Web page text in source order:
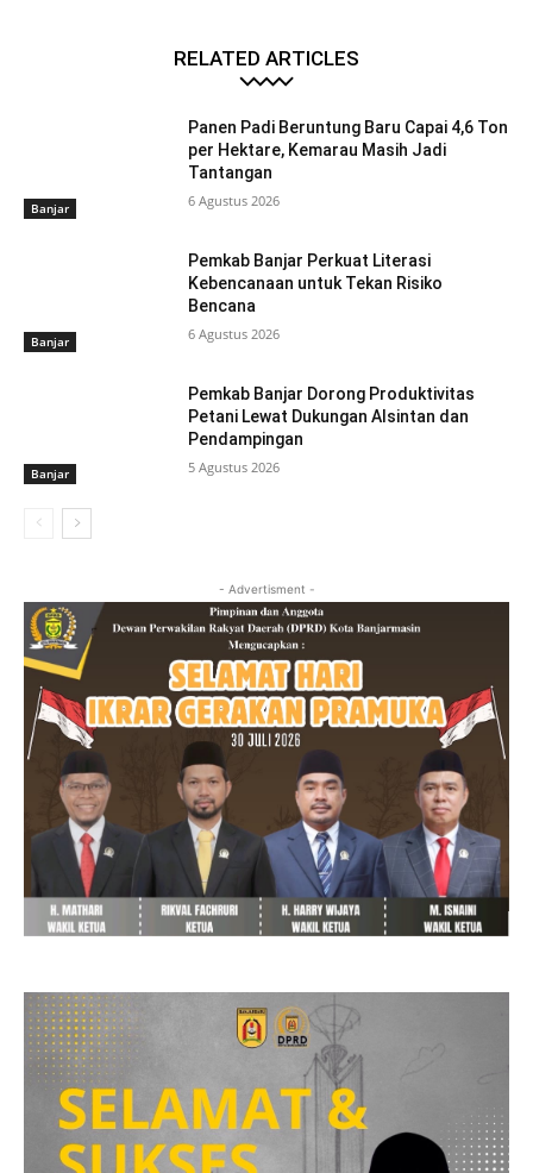
RELATED ARTICLES
Banjar
Panen Padi Beruntung Baru Capai 4,6 Ton
per Hektare, Kemarau Masih Jadi
Tantangan
6 Agustus 2026
Banjar
Pemkab Banjar Perkuat Literasi
Kebencanaan untuk Tekan Risiko
Bencana
6 Agustus 2026
Banjar
Pemkab Banjar Dorong Produktivitas
Petani Lewat Dukungan Alsintan dan
Pendampingan
5 Agustus 2026
- Advertisment -